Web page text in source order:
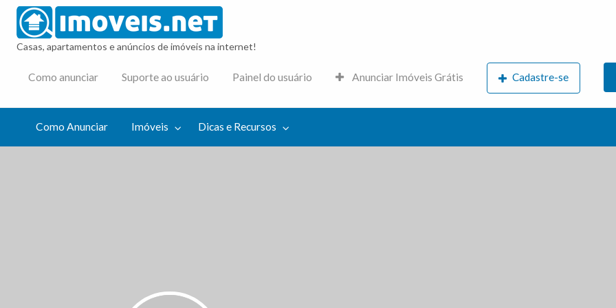
Casas, apartamentos e anúncios de imóveis na internet!
Como anunciar Suporte ao usuário Painel do usuário Anunciar Imóveis Grátis Cadastre-se
Como Anunciar Imóveis Dicas e Recursos